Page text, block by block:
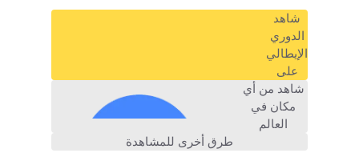
الهلال الشباب
القادسية
غينيا الاستوائية
بوركينا فاسو
دوري يلو للدرجة الأولى جدة
البكيرية
المملكة العربية السعودية غينيا الاستوائية
موزمبيق الكاميرون
شاهد
الدوري
الإيطالي
على
شاهد من أي
مكان في
العالم
طرق أخرى للمشاهدة